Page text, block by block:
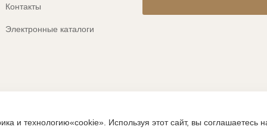
Контакты
Электронные каталоги
и технологию«cookie». Используя этот сайт, вы соглашаетесь